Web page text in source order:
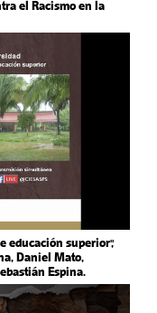
el Racismo en la
educación superior",
Daniel Mato,
Espina.